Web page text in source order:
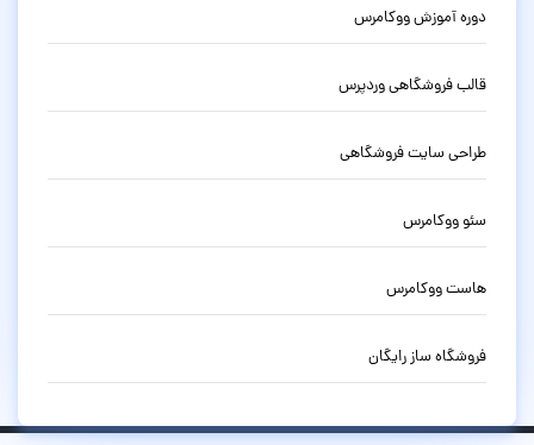
دوره آموزش ووکامرس
قالب فروشگاهی وردپرس
طراحی سایت فروشگاهی
سئو ووکامرس
هاست ووکامرس
فروشگاه ساز رایگان